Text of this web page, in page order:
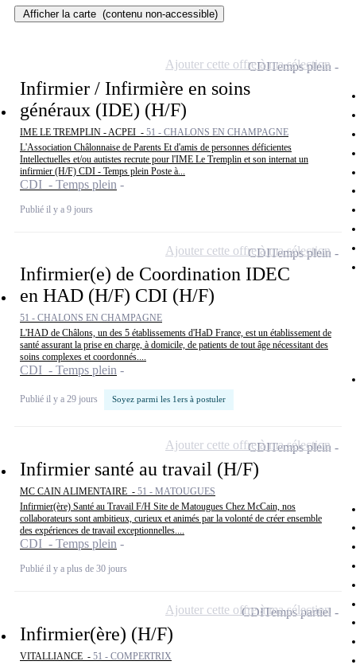
Afficher la carte (contenu non-accessible)
Infirmier / Infirmière en soins
généraux (IDE) (H/F)
IME LE TREMPLIN - ACPEI - 51 - CHALONS EN CHAMPAGNE
L'Association Châlonnaise de Parents Et d'amis de personnes déficientes
Intellectuelles et/ou autistes recrute pour l'IME Le Tremplin et son internat un
infirmier (H/F) CDI - Temps plein Poste à...
CDI - Temps plein
Publié il y a 9 jours
CDITemps plein
Ajouter cette offre à ma sélection
Infirmier(e) de Coordination IDEC
en HAD (H/F) CDI (H/F)
51 - CHALONS EN CHAMPAGNE
L'HAD de Châlons, un des 5 établissements d'HaD France, est un établissement de
santé assurant la prise en charge, à domicile, de patients de tout âge nécessitant des
soins complexes et coordonnés....
CDI - Temps plein
Publié il y a 29 jours Soyez parmi les 1ers à postuler
CDITemps plein
Ajouter cette offre à ma sélection
Infirmier santé au travail (H/F)
MC CAIN ALIMENTAIRE - 51 - MATOUGUES
Infirmier(ère) Santé au Travail F/H Site de Matougues Chez McCain, nos
collaborateurs sont ambitieux, curieux et animés par la volonté de créer ensemble
des expériences de travail exceptionnelles....
CDI - Temps plein
Publié il y a plus de 30 jours
CDITemps plein
Ajouter cette offre à ma sélection
Infirmier(ère) (H/F)
VITALLIANCE - 51 - COMPERTRIX
CDITemps partiel
Ajouter cette offre à ma sélection